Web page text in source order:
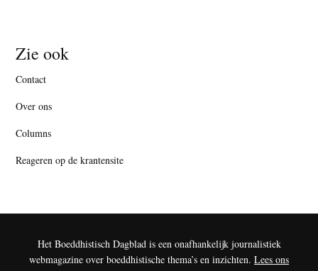
Zie ook
Contact
Over ons
Columns
Reageren op de krantensite
Het Boeddhistisch Dagblad is een onafhankelijk journalistiek
webmagazine over boeddhistische thema’s en inzichten. Lees ons